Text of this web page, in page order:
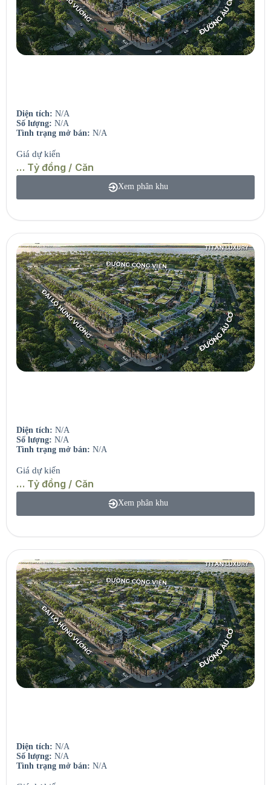
Diện tích: N/A
Số lượng: N/A
Tình trạng mở bán: N/A
Giá dự kiến
… Tỷ đồng / Căn
Xem phân khu
Diện tích: N/A
Số lượng: N/A
Tình trạng mở bán: N/A
Giá dự kiến
… Tỷ đồng / Căn
Xem phân khu
Diện tích: N/A
Số lượng: N/A
Tình trạng mở bán: N/A